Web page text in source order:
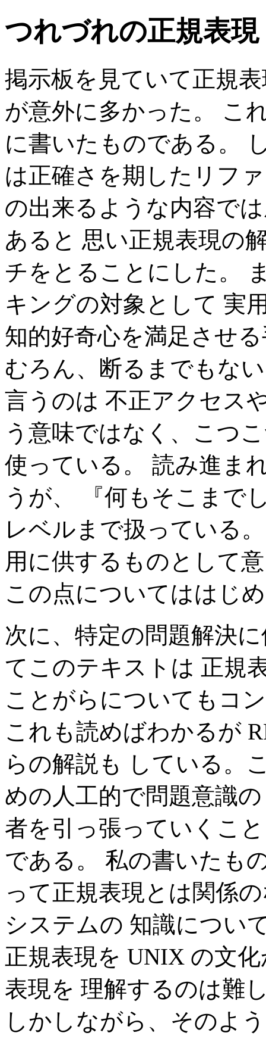
つれづれの正規表
掲示板を見ていて正規
が意外に多かった。 こ
に書いたものである。
は正確さを期したリフ
の出来るような内容で
あると 思い正規表現の
チをとることにした。
キングの対象として 実
知的好奇心を満足させ
むろん、断るまでもな
言うのは 不正アクセス
う意味ではなく、こつ
使っている。 読み進ま
うが、 『何もそこまで
レベルまで扱っている
用に供するものとして
この点についてははじ
次に、特定の問題解決
てこのテキストは 正規
ことがらについてもコ
これも読めばわかるが
らの解説も している。
めの人工的で問題意識
者を引っ張っていくこ
である。 私の書いたも
って正規表現とは関係
システムの 知識につい
正規表現を UNIX の文
表現を 理解するのは難
しかしながら、そのよ